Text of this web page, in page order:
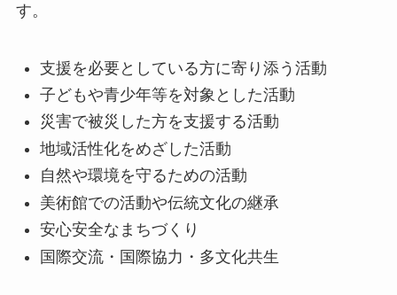
す。
支援を必要としている方に寄り添う活動
子どもや青少年等を対象とした活動
災害で被災した方を支援する活動
地域活性化をめざした活動
自然や環境を守るための活動
美術館での活動や伝統文化の継承
安心安全なまちづくり
国際交流・国際協力・多文化共生